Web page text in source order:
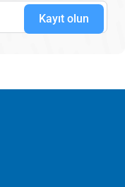
Kayıt olun